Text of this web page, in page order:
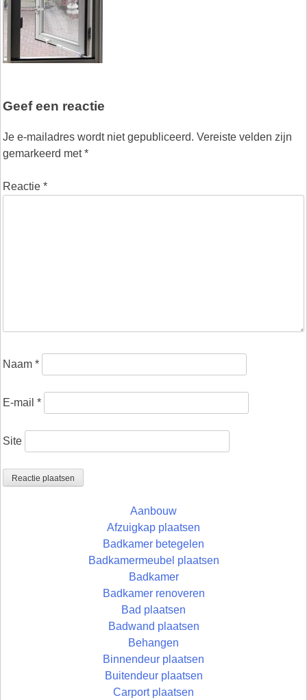
Geef een reactie
Je e-mailadres wordt niet gepubliceerd. Vereiste velden zijn
gemarkeerd met*
Reactie *
Naam *
E-mail *
Site
Aanbouw
Afzuigkap plaatsen
Badkamer betegelen
Badkamermeubel plaatsen
Badkamer
Badkamer renoveren
Bad plaatsen
Badwand plaatsen
Behangen
Binnendeur plaatsen
Buitendeur plaatsen
Carport plaatsen